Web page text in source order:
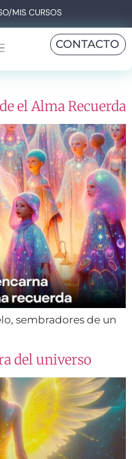
MIS CURSOS
CONTACTO
el Alma Recuerda
sembradores de un
del universo